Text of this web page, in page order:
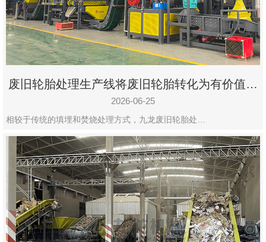
废旧轮胎处理生产线将废旧轮胎转化为有价值的
资源
2026-06-25
相较于传统的填埋和焚烧处理方式，九龙废旧轮胎处…